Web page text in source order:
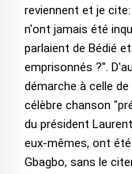
reviennent et je
n'ont jamais été
parlaient de Bédié
emprisonnés ?".
démarche à celle
célèbre chanson
du président
eux-mêmes, ont
Gbagbo, sans le